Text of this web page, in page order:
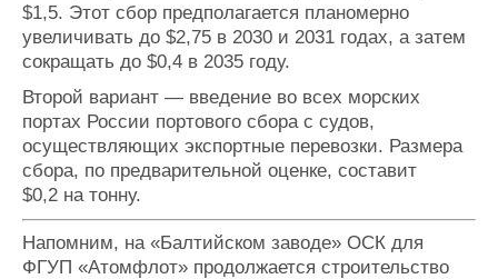
$1,5. Этот сбор предполагается планомерно
увеличивать до $2,75 в 2030 и 2031 годах, а затем
сокращать до $0,4 в 2035 году.
Второй вариант — введение во всех морских
портах России портового сбора с судов,
осуществляющих экспортные перевозки. Размера
сбора, по предварительной оценке, составит
$0,2 на тонну.
Напомним, на «Балтийском заводе» ОСК для
ФГУП «Атомфлот» продолжается строительство